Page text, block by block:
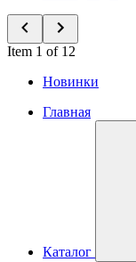
Item 1 of 12
Новинки
Главная
Каталог